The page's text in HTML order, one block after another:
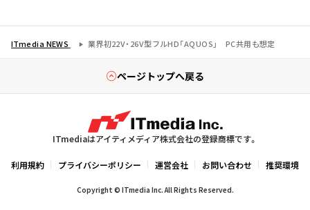
ITmedia NEWS 業界初22V・26V型フルHD「AQUOS」 PC共用も想定
ページトップへ戻る
ITmediaはアイティメディア株式会社の登録商標です。
利用規約 プライバシーポリシー 運営会社 お問い合わせ 推奨環境
Copyright © ITmedia Inc. All Rights Reserved.